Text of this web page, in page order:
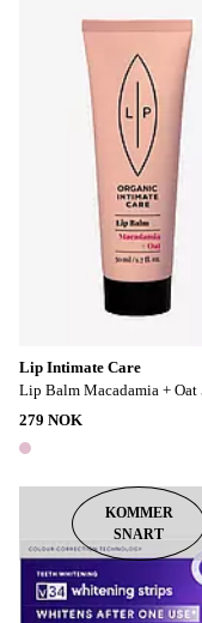
Lip Intimate Care
Lip Balm Macadamia + Oat
279 NOK
1 farge
KOMMER
SNART